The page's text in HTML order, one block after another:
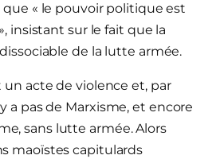
que « le pouvoir politique est
insistant sur le fait que la
de la lutte armée.
un acte de violence et, par
a pas de Marxisme, et encore
sans lutte armée. Alors
maoïstes capitulards